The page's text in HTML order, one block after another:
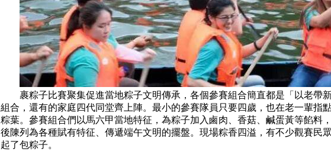
裹粽子比賽聚集促進當地粽子文明傳承，各個參賽組合簡直都是「以老帶
組合，還有的家庭四代同堂齊上陣。最小的參賽隊員只要四歲，也在老一輩指
粽葉。參賽組合們以馬六甲當地特征，為粽子加入鹵肉、香菇、鹹蛋黃等餡料
後陳列為各種賦有特征、傳遞端午文明的擺盤。現場粽香四溢，有不少觀賽民
起了包粽子。